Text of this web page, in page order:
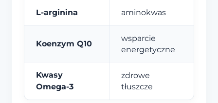
L-arginina aminokwas
Koenzym Q10
wsparcie
energetyczne
Kwasy
Omega-3
zdrowe
tłuszcze